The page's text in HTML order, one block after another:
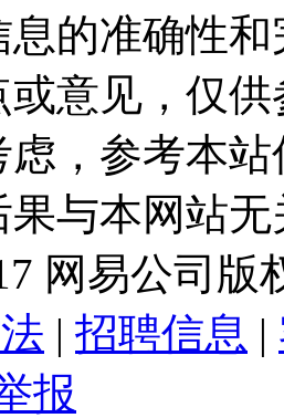
的准确性
或意见，仅
，参考本
果与本网站
网易公司版
| 招聘信息 |
报